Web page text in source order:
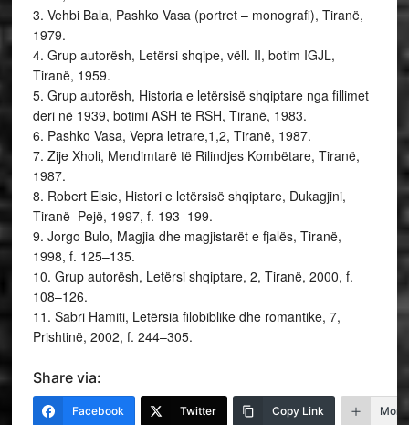
3. Vehbi Bala, Pashko Vasa (portret – monografi), Tiranë,
1979.
4. Grup autorësh, Letërsi shqipe, vëll. II, botim IGJL,
Tiranë, 1959.
5. Grup autorësh, Historia e letërsisë shqiptare nga fillimet
deri në 1939, botimi ASH të RSH, Tiranë, 1983.
6. Pashko Vasa, Vepra letrare,1,2, Tiranë, 1987.
7. Zije Xholi, Mendimtarë të Rilindjes Kombëtare, Tiranë,
1987.
8. Robert Elsie, Histori e letërsisë shqiptare, Dukagjini,
Tiranë–Pejë, 1997, f. 193–199.
9. Jorgo Bulo, Magjia dhe magjistarët e fjalës, Tiranë,
1998, f. 125–135.
10. Grup autorësh, Letërsi shqiptare, 2, Tiranë, 2000, f.
108–126.
11. Sabri Hamiti, Letërsia filobiblike dhe romantike, 7,
Prishtinë, 2002, f. 244–305.
Share via:
Facebook Twitter Copy Link More